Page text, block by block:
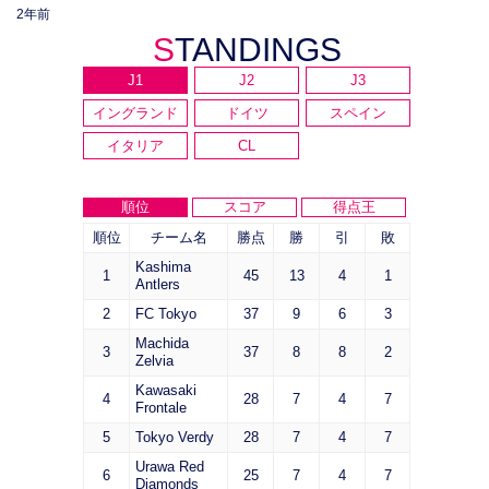
2年前
STANDINGS
J1 J2
J3
イングランド
ドイツ
スペイン
イタリア
CL
順位 スコア
得点王
順位
チーム名 勝点 勝 引 敗
1
Kashima
Antlers
45 13 4 1
2 FC Tokyo 37 9 6 3
3
Machida
Zelvia
37 8 8 2
4
Kawasaki
Frontale
28 7 4 7
5 Tokyo Verdy 28 7 4 7
6
Urawa Red
Diamonds
25 7 4 7